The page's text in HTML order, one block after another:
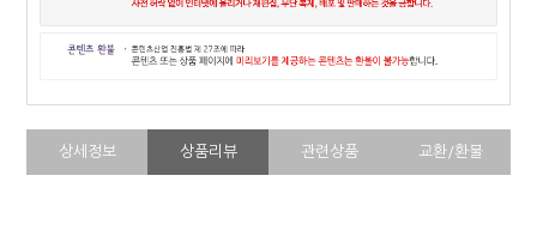
상세정보 상품리뷰 관련상품 교환/환불